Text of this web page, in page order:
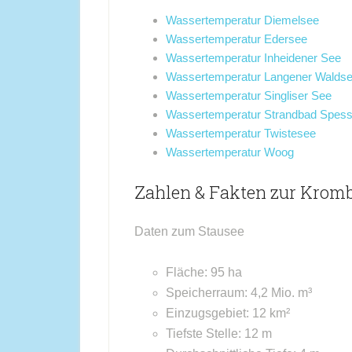
Wassertemperatur Diemelsee
Wassertemperatur Edersee
Wassertemperatur Inheidener See
Wassertemperatur Langener
Wassertemperatur Singliser See
Wassertemperatur Strandbad
Wassertemperatur Twistesee
Wassertemperatur Woog
Zahlen & Fakten zur
Daten zum Stausee
Fläche: 95 ha
Speicherraum: 4,2 Mio. m³
Einzugsgebiet: 12 km²
Tiefste Stelle: 12 m